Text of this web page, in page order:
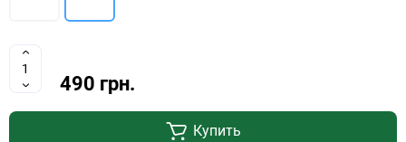
490 грн.
Купить